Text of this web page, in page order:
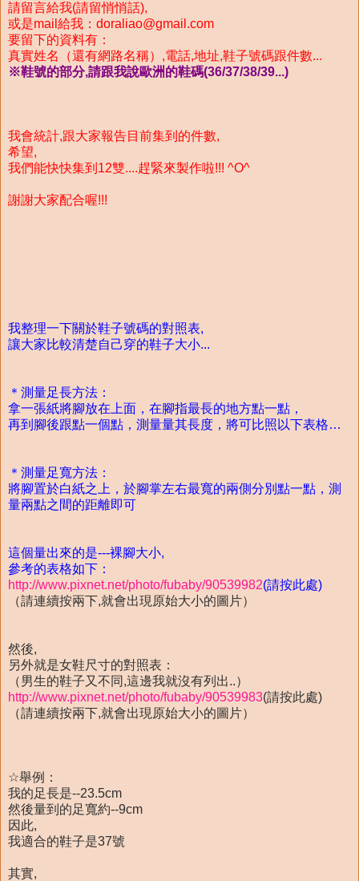
請留言給我(請留悄悄話),
或是mail給我：doraliao@gmail.com
要留下的資料有：
真實姓名（還有網路名稱）,電話,地址,鞋子號碼跟件數...
※鞋號的部分,請跟我說歐洲的鞋碼(36/37/38/39...)
我會統計,跟大家報告目前集到的件數,
希望,
我們能快快集到12雙....趕緊來製作啦!!! ^O^
謝謝大家配合喔!!!
我整理一下關於鞋子號碼的對照表,
讓大家比較清楚自己穿的鞋子大小...
＊測量足長方法：
拿一張紙將腳放在上面，在腳指最長的地方點一點，
再到腳後跟點一個點，測量量其長度，將可比照以下表格…
＊測量足寬方法：
將腳置於白紙之上，於腳掌左右最寬的兩側分別點一點，測
量兩點之間的距離即可
這個量出來的是---裸腳大小,
參考的表格如下：
http://www.pixnet.net/photo/fubaby/90539982(請按此處)
（請連續按兩下,就會出現原始大小的圖片）
然後,
另外就是女鞋尺寸的對照表：
（男生的鞋子又不同,這邊我就沒有列出..）
http://www.pixnet.net/photo/fubaby/90539983(請按此處)
（請連續按兩下,就會出現原始大小的圖片）
☆舉例：
我的足長是--23.5cm
然後量到的足寬約--9cm
因此,
我適合的鞋子是37號
其實,